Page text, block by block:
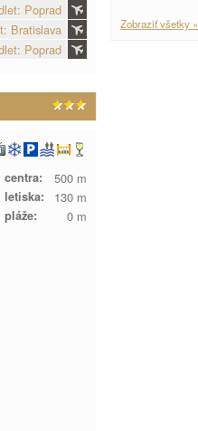
Poprad
Bratislava
Poprad
centra: 500 m
letiska: 130 m
0 m
Zobraziť všetky »